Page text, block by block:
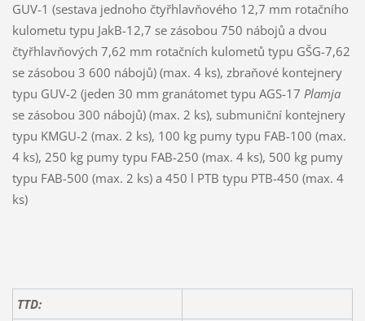
GUV-1 (sestava jednoho čtyřhlavňového 12,7 mm rotačního
kulometu typu JakB-12,7 se zásobou 750 nábojů a dvou
čtyřhlavňových 7,62 mm rotačních kulometů typu GŠG-7,62
se zásobou 3 600 nábojů) (max. 4 ks), zbraňové kontejnery
typu GUV-2 (jeden 30 mm granátomet typu AGS-17 Plamja
se zásobou 300 nábojů) (max. 2 ks), submuniční kontejnery
typu KMGU-2 (max. 2 ks), 100 kg pumy typu FAB-100 (max.
4 ks), 250 kg pumy typu FAB-250 (max. 4 ks), 500 kg pumy
typu FAB-500 (max. 2 ks) a 450 l PTB typu PTB-450 (max. 4
ks)
TTD: